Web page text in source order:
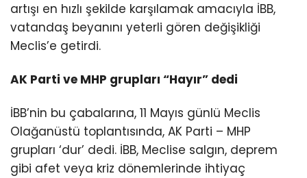
artışı en hızlı şekilde karşılamak amacıyla İBB,
vatandaş beyanını yeterli gören değişikliği
Meclis’e getirdi.
AK Parti ve MHP grupları “Hayır” dedi
İBB’nin bu çabalarına, 11 Mayıs günlü Meclis
Olağanüstü toplantısında, AK Parti – MHP
grupları ‘dur’ dedi. İBB, Meclise salgın, deprem
gibi afet veya kriz dönemlerinde ihtiyaç